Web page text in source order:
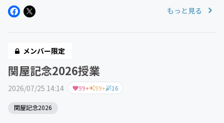
もっと見る
メンバー限定
関屋記念2026授業
2026/07/25 14:14 99+ 99+ 16
関屋記念2026